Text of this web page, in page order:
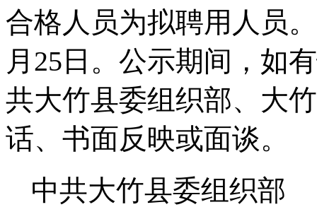
合格人员为拟聘用人员
月25日。公示期间，如
共大竹县委组织部、大
话、书面反映或面谈。
中共大竹县委组织部